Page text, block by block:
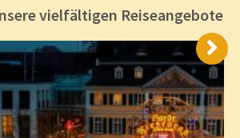
vielfältigen Reiseangebote